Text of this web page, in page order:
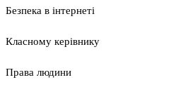
Безпека в інтернеті
Класному керівнику
Права людини